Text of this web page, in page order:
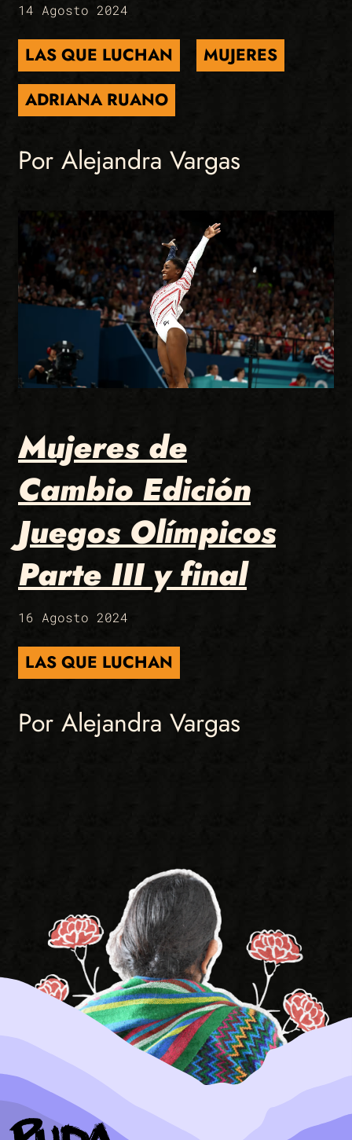
14 Agosto 2024
LAS QUE LUCHAN
MUJERES
ADRIANA RUANO
Por Alejandra Vargas
Mujeres de
Cambio Edición
Juegos Olímpicos
Parte III y final
16 Agosto 2024
LAS QUE LUCHAN
Por Alejandra Vargas